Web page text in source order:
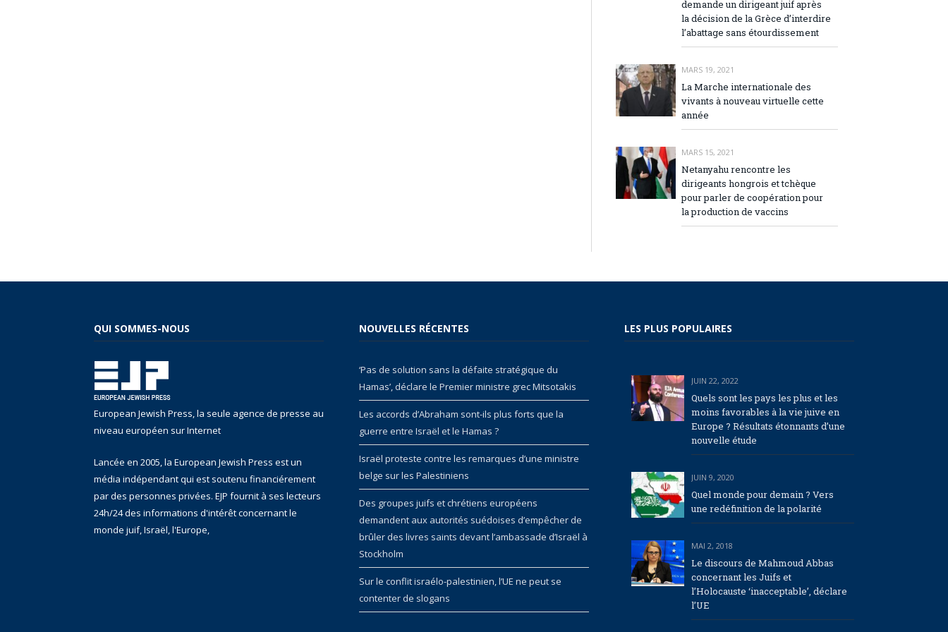
demande un dirigeant juif après
la décision de la Grèce d’interdire
l’abattage sans étourdissement
MARS 19, 2021
La Marche internationale des
vivants à nouveau virtuelle cette
année
MARS 15, 2021
Netanyahu rencontre les
dirigeants hongrois et tchèque
pour parler de coopération pour
la production de vaccins
QUI SOMMES-NOUS
European Jewish Press, la seule agence de presse au
niveau européen sur Internet
Lancée en 2005, la European Jewish Press est un
média indépendant qui est soutenu financiérement
par des personnes privées. EJP fournit à ses lecteurs
24h/24 des informations d'intérêt concernant le
monde juif, Israël, l'Europe,
NOUVELLES RÉCENTES
‘Pas de solution sans la défaite stratégique du
Hamas’, déclare le Premier ministre grec Mitsotakis
Les accords d’Abraham sont-ils plus forts que la
guerre entre Israël et le Hamas ?
Israël proteste contre les remarques d’une ministre
belge sur les Palestiniens
Des groupes juifs et chrétiens européens
demandent aux autorités suédoises d’empêcher de
brûler des livres saints devant l’ambassade d’Israël à
Stockholm
Sur le conflit israélo-palestinien, l’UE ne peut se
contenter de slogans
LES PLUS POPULAIRES
JUIN 22, 2022
Quels sont les pays les plus et les
moins favorables à la vie juive en
Europe ? Résultats étonnants d’une
nouvelle étude
JUIN 9, 2020
Quel monde pour demain ? Vers
une redéfinition de la polarité
MAI 2, 2018
Le discours de Mahmoud Abbas
concernant les Juifs et
l’Holocauste ‘inacceptable’, déclare
l’UE